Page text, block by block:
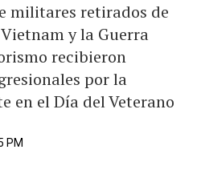
militares retirados de
y la Guerra
recibieron
por la
en el Día del Veterano
PM